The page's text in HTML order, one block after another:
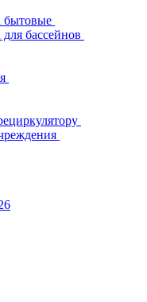
бытовые
бассейнов